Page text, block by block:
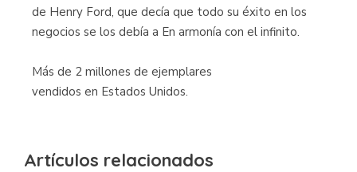
de Henry Ford, que decía que todo su éxito en los
negocios se los debía a En armonía con el infinito.
Más de 2 millones de ejemplares
vendidos en Estados Unidos.
Artículos relacionados